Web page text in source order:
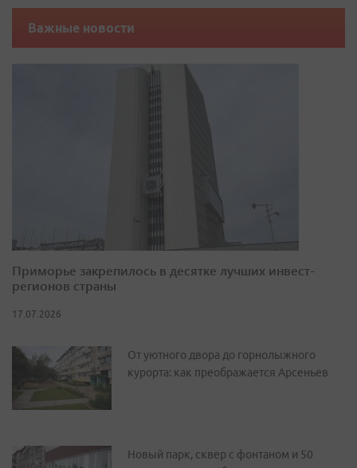
Важные новости
Приморье закрепилось в десятке лучших инвест-
регионов страны
17.07.2026
От уютного двора до горнолыжного
курорта: как преображается Арсеньев
Новый парк, сквер с фонтаном и 50